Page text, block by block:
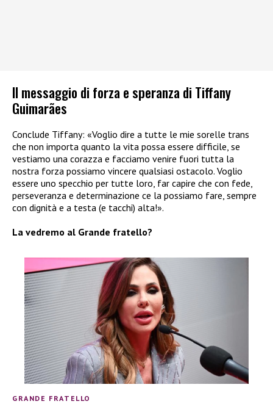
Il messaggio di forza e speranza di Tiffany
Guimarães
Conclude Tiffany: «Voglio dire a tutte le mie sorelle trans
che non importa quanto la vita possa essere difficile, se
vestiamo una corazza e facciamo venire fuori tutta la
nostra forza possiamo vincere qualsiasi ostacolo. Voglio
essere uno specchio per tutte loro, far capire che con fede,
perseveranza e determinazione ce la possiamo fare, sempre
con dignità e a testa (e tacchi) alta!».
La vedremo al Grande fratello?
GRANDE FRATELLO